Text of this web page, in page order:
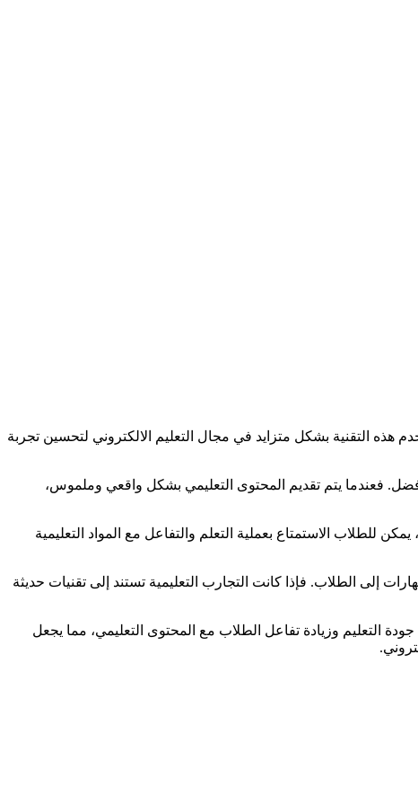
هذه التقنية بشكل متزايد في مجال التعليم الالكتروني لتحسين تجربة
أفضل. فعندما يتم تقديم المحتوى التعليمي بشكل واقعي وملموس،
للطلاب الاستمتاع بعملية التعلم والتفاعل مع المواد التعليمية
إلى الطلاب. فإذا كانت التجارب التعليمية تستند إلى تقنيات حديثة
التعليم وزيادة تفاعل الطلاب مع المحتوى التعليمي، مما يجعل